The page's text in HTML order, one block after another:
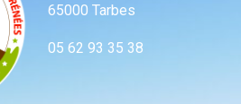
65000 Tarbes
05 62 93 35 38